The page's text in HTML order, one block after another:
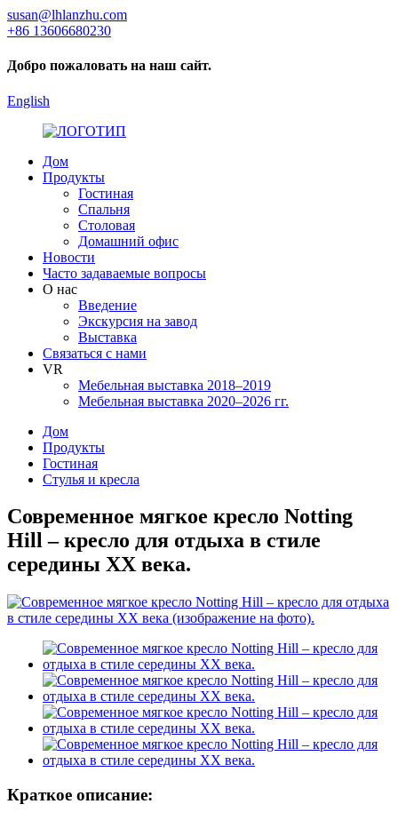
susan@lhlanzhu.com
+86 13606680230
Добро пожаловать на наш сайт.
English
Дом
Продукты
Гостиная
Спальня
Столовая
Домашний офис
Новости
Часто задаваемые вопросы
О нас
Введение
Экскурсия на завод
Выставка
Связаться с нами
VR
Мебельная выставка 2018–2019
Мебельная выставка 2020–2026 гг.
Дом
Продукты
Гостиная
Стулья и кресла
Современное мягкое кресло Notting
Hill – кресло для отдыха в стиле
середины XX века.
Краткое описание: